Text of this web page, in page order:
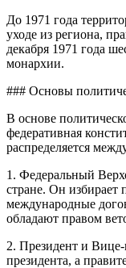
До 1971 года
уходе из региона,
декабря 1971 года
монархии.
### Основы
В основе
федеративная
распределяется
1. Федеральный
стране. Он избирает
международные
обладают правом
2. Президент и
президента, а